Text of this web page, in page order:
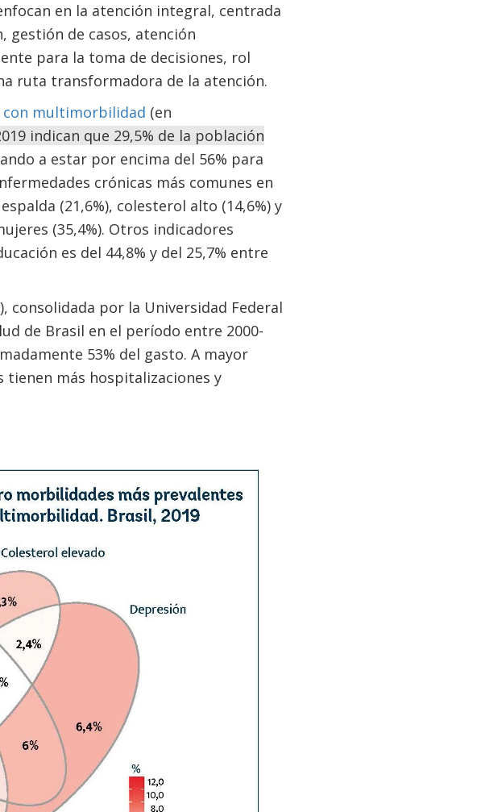
en la atención integral, centrada
gestión de casos, atención
para la toma de decisiones, rol
ruta transformadora de la atención.
con multimorbilidad (en
indican que 29,5% de la población
a estar por encima del 56% para
crónicas más comunes en
(21,6%), colesterol alto (14,6%) y
(35,4%). Otros indicadores
es del 44,8% y del 25,7% entre
consolidada por la Universidad Federal
de Brasil en el período entre 2000-
53% del gasto. A mayor
tienen más hospitalizaciones y